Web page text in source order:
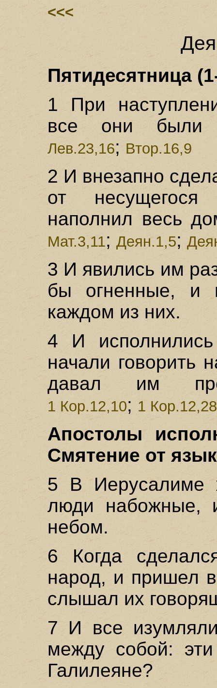
<<<
Пятидесятница
1 При
все они были
Лев.23,16;Втор.16,9
2 И внезапно
от
наполнил весь
Мат.3,11; Деян.1,5;
3 И явились им
бы огненные, и
каждом из них.
4 И
начали говорить
давал им
1 Кор.12,10; 1 Кор.12,28
Апостолы
Смятение от
5 В Иерусалиме
люди набожные,
небом.
6 Когда
народ, и пришел
слышал их
7 И все
между собой:
Галилеяне?